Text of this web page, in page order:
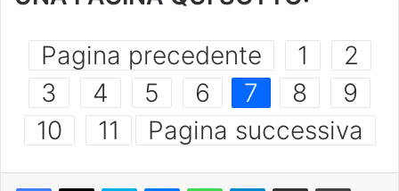
Pagina precedente 1
2
3
4 5 6 7 8
9
10
11 Pagina successiva